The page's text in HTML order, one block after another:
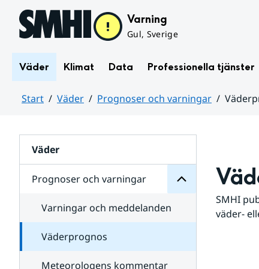
Hoppa till sidans innehåll Varning
Gul, Sverige
Väder Klimat Data Professionella tjänster
Start Väder Prognoser och varningar
Väder
Prognoser och varningar
för
varningar
Varningar och meddelanden
Väderprognos
Meteorologens kommentar
SMHI
väder-